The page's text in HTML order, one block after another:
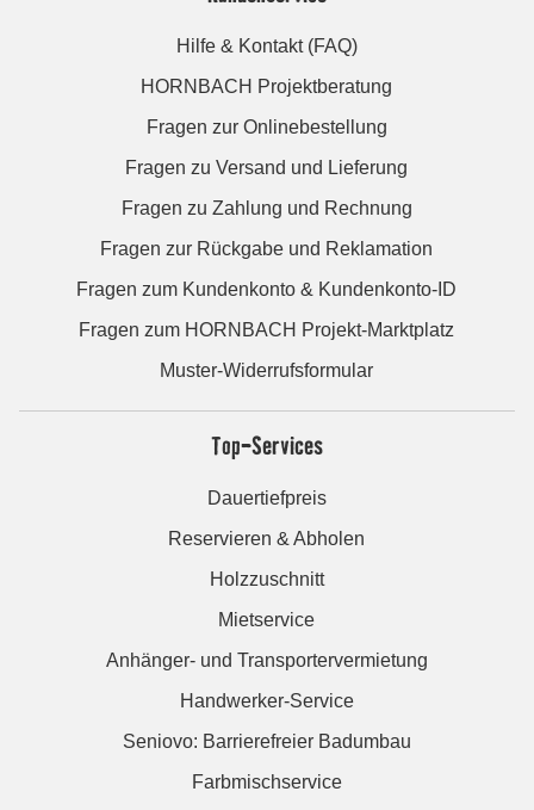
Hilfe & Kontakt (FAQ)
HORNBACH Projektberatung
Fragen zur Onlinebestellung
Fragen zu Versand und Lieferung
Fragen zu Zahlung und Rechnung
Fragen zur Rückgabe und Reklamation
Fragen zum Kundenkonto & Kundenkonto-ID
Fragen zum HORNBACH Projekt-Marktplatz
Muster-Widerrufsformular
Top-Services
Dauertiefpreis
Reservieren & Abholen
Holzzuschnitt
Mietservice
Anhänger- und Transportervermietung
Handwerker-Service
Seniovo: Barrierefreier Badumbau
Farbmischservice